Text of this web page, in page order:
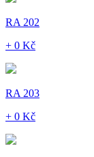
RA 202
+ 0 Kč
RA 203
+ 0 Kč